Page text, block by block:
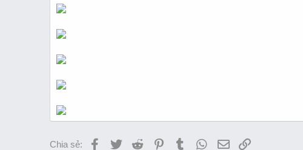
Chia sẻ: Facebook
TwitterReddit PinterestTumblr WhatsApp
EmailLink